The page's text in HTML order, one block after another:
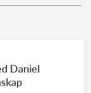
Daniel